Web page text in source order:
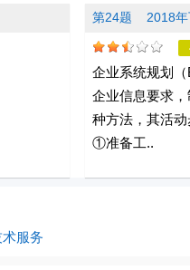
第24题 2018
企业系统规划
企业信息要求
种方法，其活
①准备工..
服务